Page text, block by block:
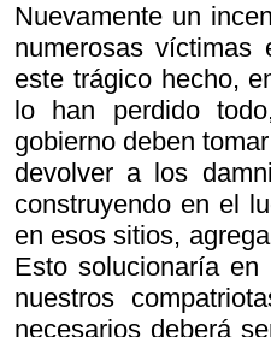
Nuevamente un
numerosas
este trágico hecho,
lo han perdido
gobierno deben
devolver a los
construyendo en el
en esos sitios,
Esto solucionaría
nuestros
necesarios deberá